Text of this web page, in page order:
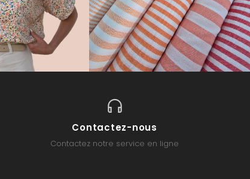
Contactez-nous
Contactez notre service en ligne